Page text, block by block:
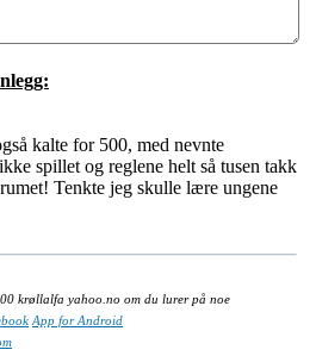
kalte for 500, med nevnte
spillet og reglene helt så tusen takk
Tenkte jeg skulle lære ungene
krøllalfa yahoo.no om du lurer på noe
App for Android